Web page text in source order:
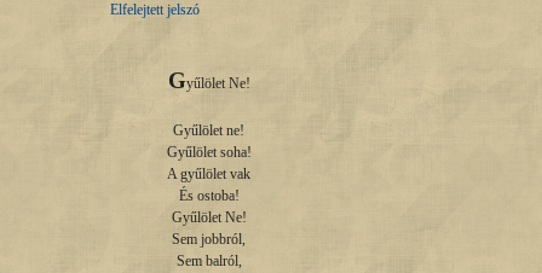
Elfelejtett jelszó
Gyűlölet Ne!
Gyűlölet ne!
Gyűlölet soha!
A gyűlölet vak
És ostoba!
Gyűlölet Ne!
Sem jobbról,
Sem balról,